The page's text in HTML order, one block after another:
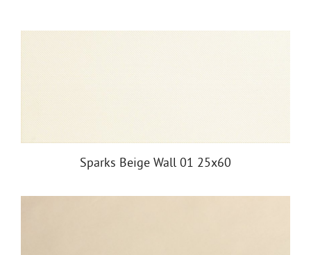
Sparks Beige Wall 01 25х60